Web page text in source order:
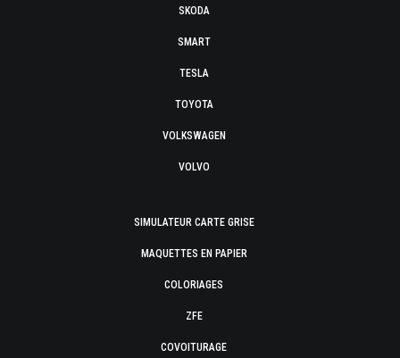
SKODA
SMART
TESLA
TOYOTA
VOLKSWAGEN
VOLVO
SIMULATEUR CARTE GRISE
MAQUETTES EN PAPIER
COLORIAGES
ZFE
COVOITURAGE